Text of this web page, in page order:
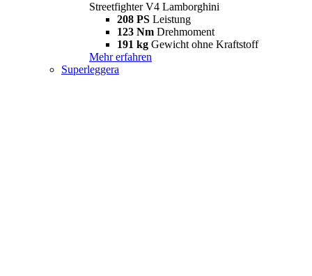
Streetfighter V4 Lamborghini
208 PS Leistung
123 Nm Drehmoment
191 kg Gewicht ohne Kraftstoff
Mehr erfahren
Superleggera